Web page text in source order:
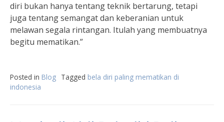
diri bukan hanya tentang teknik bertarung, tetapi
juga tentang semangat dan keberanian untuk
melawan segala rintangan. Itulah yang membuatnya
begitu mematikan.”
Posted in Blog Tagged bela diri paling mematikan di
indonesia